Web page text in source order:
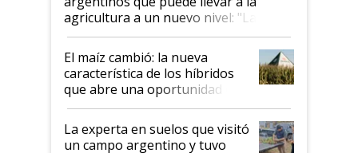
agricultura a un nuevo nivel: "Las
posibilidades de crecimiento son
infinitas"
El maíz cambió: la nueva
característica de los híbridos
que abre una oportunidad en
el lote
La experta en suelos que visitó
un campo argentino y tuvo